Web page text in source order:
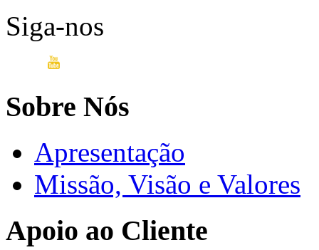
Siga-nos
Sobre Nós
Apresentação
Missão, Visão e Valores
Apoio ao Cliente